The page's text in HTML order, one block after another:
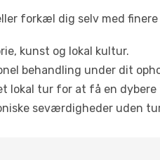
forkæl dig selv med
kunst og lokal kultur.
behandling under dit
lokal tur for at få en
seværdigheder uden